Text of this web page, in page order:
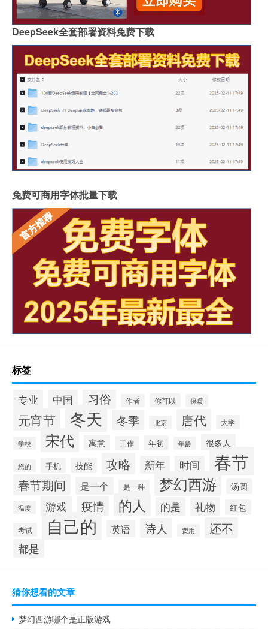
DeepSeek全套部署资料免费下载
免费可商用字体批量下载
标签
专业 中国 习俗 作者 你可以 保暖
元宵节 冬天 冬季 北京 唐代 大学
学校 宋代 寓意 工作 年初 年龄 很多人
您的 手机 技能 攻略 新年 时间 春节
春节期间 是一个 是一种 梦幻西游 汤圆
温度 游戏 疫情 的人 的是 礼物 红包
考试 自己的 英语 诗人 费用 还不
都是
猜你想看的文章
梦幻西游哪个是正版游戏